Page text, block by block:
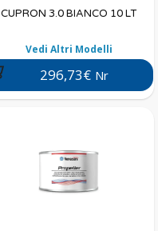
CUPRON 3.0 BIANCO 10 LT
Vedi Altri Modelli
296,73€ Nr